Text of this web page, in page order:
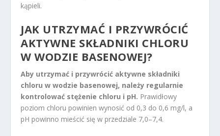
kąpieli.
JAK UTRZYMAĆ I PRZYWRÓCIĆ
AKTYWNE SKŁADNIKI CHLORU
W WODZIE BASENOWEJ?
Aby utrzymać i przywrócić aktywne składniki
chloru w wodzie basenowej, należy regularnie
kontrolować stężenie chloru i pH. Prawidłowy
poziom chloru powinien wynosić od 0,3 do 0,6 mg/l, a
pH powinno mieścić się w przedziale 7,0–7,4.